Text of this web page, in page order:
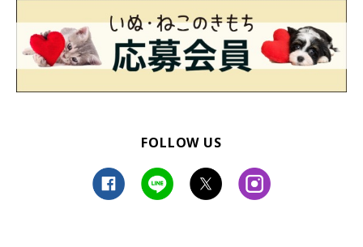
写真提供・取材協力／Twitter（ @Tetochannel0523 さん）
※この記事は投稿者さまにご了承をいただいたうえで制作してい
FOLLOW US